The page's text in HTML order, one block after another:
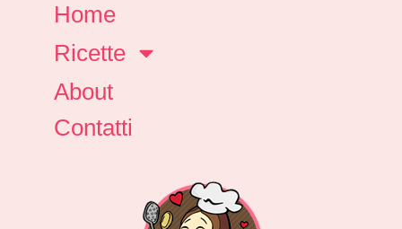
Home
Ricette
About
Contatti